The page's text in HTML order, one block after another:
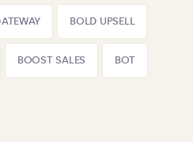
BOLD UPSELL
BOOST SALES BOT